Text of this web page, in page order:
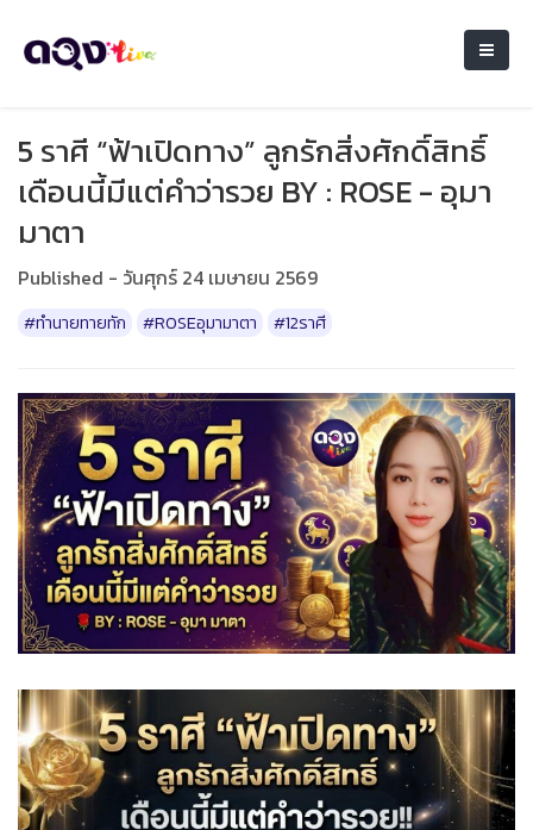
5 ราศี “ฟ้าเปิดทาง” ลูกรักสิ่งศักดิ์สิทธิ์
เดือนนี้มีแต่คำว่ารวย BY : ROSE - อุมา
มาตา
Published - วันศุกร์ 24 เมษายน 2569
#ทำนายทายทัก #ROSEอุมามาตา #12ราศี